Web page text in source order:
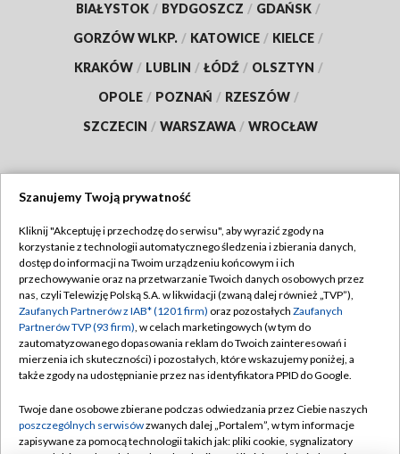
BIAŁYSTOK / BYDGOSZCZ / GDAŃSK /
GORZÓW WLKP. / KATOWICE / KIELCE /
KRAKÓW / LUBLIN / ŁÓDŹ / OLSZTYN /
OPOLE / POZNAŃ / RZESZÓW /
SZCZECIN / WARSZAWA / WROCŁAW
TVP
Abonament TVP
Emisja w TVP
Centrum informacji TVP
Naziemna Telewizja Cyfrowa
Rada Programowa
Regulamin TVP
Polityka prywatności
Moje zgody
Pomoc
Kontakt
Szanujemy Twoją prywatność
Kliknij "Akceptuję i przechodzę do serwisu", aby wyrazić zgody na
korzystanie z technologii automatycznego śledzenia i zbierania danych,
dostęp do informacji na Twoim urządzeniu końcowym i ich
przechowywanie oraz na przetwarzanie Twoich danych osobowych przez
nas, czyli Telewizję Polską S.A. w likwidacji (zwaną dalej również „TVP”),
Zaufanych Partnerów z IAB* (1201 firm) oraz pozostałych Zaufanych
Partnerów TVP (93 firm), w celach marketingowych (w tym do
zautomatyzowanego dopasowania reklam do Twoich zainteresowań i
mierzenia ich skuteczności) i pozostałych, które wskazujemy poniżej, a
także zgody na udostępnianie przez nas identyfikatora PPID do Google.
Twoje dane osobowe zbierane podczas odwiedzania przez Ciebie naszych
poszczególnych serwisówzwanych dalej „Portalem”, w tym informacje
zapisywane za pomocą technologii takich jak: pliki cookie, sygnalizatory